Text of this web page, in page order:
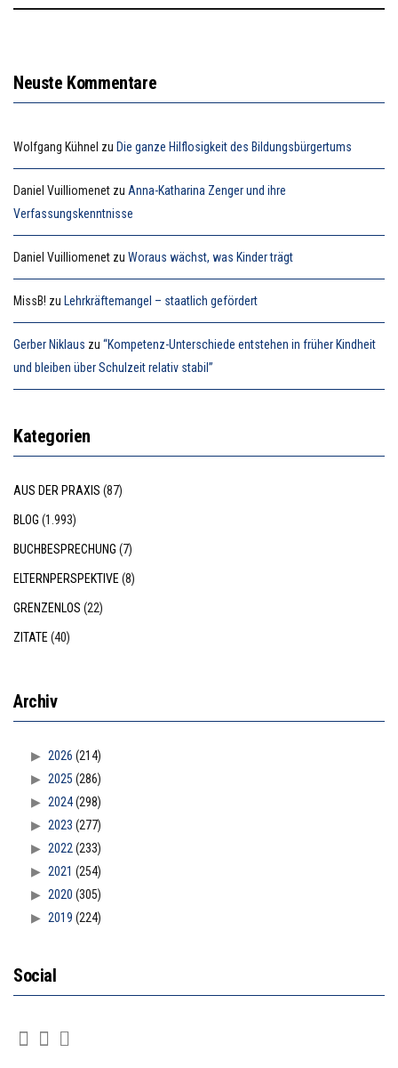
Neuste Kommentare
Wolfgang Kühnel zu Die ganze Hilflosigkeit des Bildungsbürgertums
Daniel Vuilliomenet zu Anna-Katharina Zenger und ihre
Verfassungskenntnisse
Daniel Vuilliomenet zu Woraus wächst, was Kinder trägt
MissB! zu Lehrkräftemangel – staatlich gefördert
Gerber Niklaus zu “Kompetenz-Unterschiede entstehen in früher Kindheit
und bleiben über Schulzeit relativ stabil”
Kategorien
AUS DER PRAXIS (87)
BLOG (1.993)
BUCHBESPRECHUNG (7)
ELTERNPERSPEKTIVE (8)
GRENZENLOS (22)
ZITATE (40)
Archiv
2026 (214)
2025 (286)
2024(298)
2023 (277)
2022 (233)
2021 (254)
2020 (305)
2019 (224)
Social